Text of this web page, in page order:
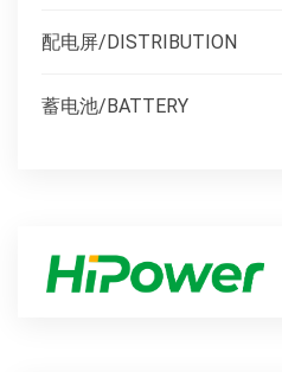
配电屏/DISTRIBUTION
蓄电池/BATTERY